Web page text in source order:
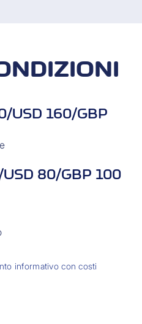
USD 160/GBP
80/GBP 100
informativo con costi